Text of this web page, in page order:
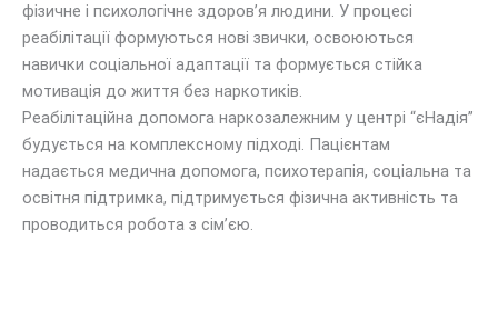
фізичне і психологічне здоров’я людини. У процесі
реабілітації формуються нові звички, освоюються
навички соціальної адаптації та формується стійка
мотивація до життя без наркотиків.
Реабілітаційна допомога наркозалежним у центрі “єНадія”
будується на комплексному підході. Пацієнтам
надається медична допомога, психотерапія, соціальна та
освітня підтримка, підтримується фізична активність та
проводиться робота з сім’єю.